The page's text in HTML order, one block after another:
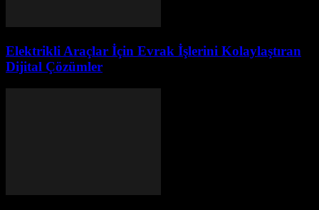
Elektrikli Araçlar İçin Evrak İşlerini Kolaylaştıran
Dijital Çözümler